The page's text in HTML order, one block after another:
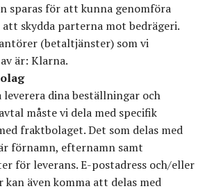
sparas för att kunna genomföra
skydda parterna mot bedrägeri.
(betaltjänster) som vi
är: Klarna.
dina beställningar och
måste vi dela med specifik
fraktbolaget. Det som delas med
förnamn, efternamn samt
för leverans. E-postadress och/eller
kan även komma att delas med